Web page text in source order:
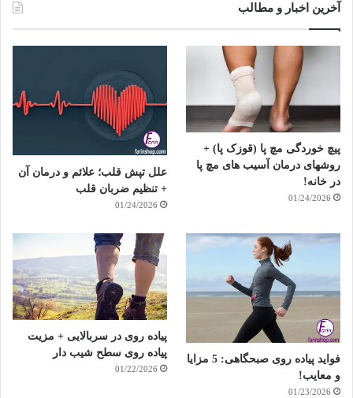
آخرین اخبار و مطالب
پیچ خوردگی مچ پا (قوزک پا) +
روشهای درمان آسیب های مچ پا
در خانه!
01/24/2026
علل تپش قلب؛ علائم و درمان آن
+ تنظیم ضربان قلب
01/24/2026
فواید پیاده روی صبحگاهی: 5 مزایا
و معایب!
01/23/2026
پیاده روی در سربالایی + مزیت
پیاده روی سطح شیب دار
01/22/2026